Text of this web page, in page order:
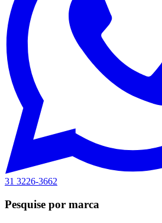
31 3226-3662
Pesquise por marca